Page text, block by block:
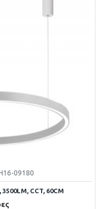
09180
CCT, 60CM